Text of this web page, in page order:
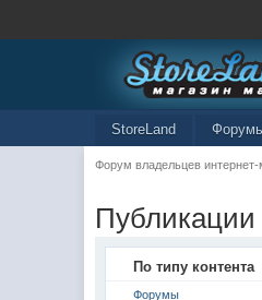
StoreLand
Форум владельцев интернет-
По типу контента
Форумы